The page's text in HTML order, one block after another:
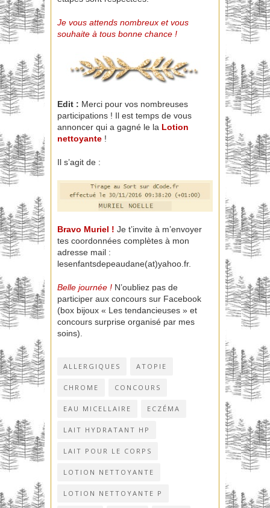
Je vous attends nombreux et vous
souhaite à tous bonne chance !
Edit : Merci pour vos nombreuses
participations ! Il est temps de vous
annoncer qui a gagné le la Lotion
nettoyante !
Il s’agit de :
Bravo Muriel ! Je t’invite à m’envoyer
tes coordonnées complètes à mon
adresse mail :
lesenfantsdepeaudane(at)yahoo.fr.
Belle journée ! N’oubliez pas de
participer aux concours sur Facebook
(box bijoux « Les tendancieuses » et
concours surprise organisé par mes
soins).
ALLERGIQUES ATOPIE
CHROME CONCOURS
EAU MICELLAIRE ECZÉMA
LAIT HYDRATANT HP
LAIT POUR LE CORPS
LOTION NETTOYANTE
LOTION NETTOYANTE P